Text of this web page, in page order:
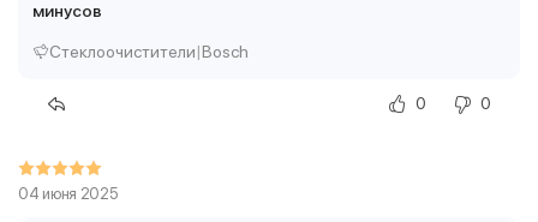
минусов
Стеклоочистители|Bosch
0 0
04 июня 2025